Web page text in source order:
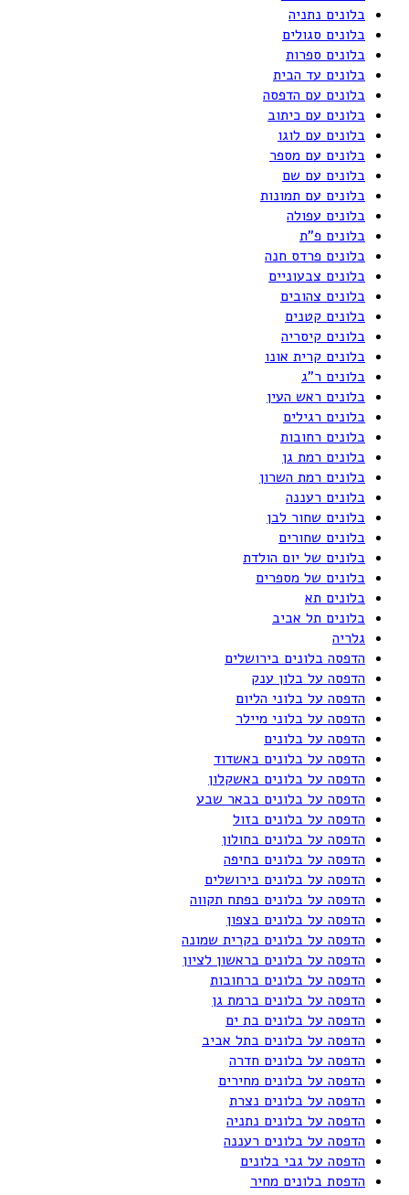
בלונים נתניה
בלונים סגולים
בלונים ספרות
בלונים עד הבית
בלונים עם הדפסה
בלונים עם כיתוב
בלונים עם לוגו
בלונים עם מספר
בלונים עם שם
בלונים עם תמונות
בלונים עפולה
בלונים פ"ת
בלונים פרדס חנה
בלונים צבעוניים
בלונים צהובים
בלונים קטנים
בלונים קיסריה
בלונים קרית אונו
בלונים ר"ג
בלונים ראש העין
בלונים רגילים
בלונים רחובות
בלונים רמת גן
בלונים רמת השרון
בלונים רעננה
בלונים שחור לבן
בלונים שחורים
בלונים של יום הולדת
בלונים של מספרים
בלונים תא
בלונים תל אביב
גלריה
הדפסה בלונים בירושלים
הדפסה על בלון ענק
הדפסה על בלוני הליום
הדפסה על בלוני מיילר
הדפסה על בלונים
הדפסה על בלונים באשדוד
הדפסה על בלונים באשקלון
הדפסה על בלונים בבאר שבע
הדפסה על בלונים בזול
הדפסה על בלונים בחולון
הדפסה על בלונים בחיפה
הדפסה על בלונים בירושלים
הדפסה על בלונים בפתח תקווה
הדפסה על בלונים בצפון
הדפסה על בלונים בקרית שמונה
הדפסה על בלונים בראשון לציון
הדפסה על בלונים ברחובות
הדפסה על בלונים ברמת גן
הדפסה על בלונים בת ים
הדפסה על בלונים בתל אביב
הדפסה על בלונים חדרה
הדפסה על בלונים מחירים
הדפסה על בלונים נצרת
הדפסה על בלונים נתניה
הדפסה על בלונים רעננה
הדפסה על גבי בלונים
הדפסת בלונים מחיר